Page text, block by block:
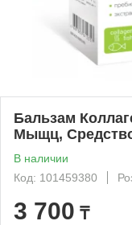
Бальзам
Мыщц,
В наличии
Код: 101459380
3 700 ₸